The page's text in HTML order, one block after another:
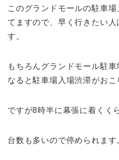
このグランドモールの駐車場
てますので、早く行きたい人
す。
もちろんグランドモール駐
なると駐車場入場渋滞がおこ
ですが8時半に幕張に着くく
台数も多いので停められます